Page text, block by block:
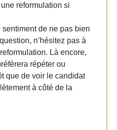
reformulation si
de ne pas bien
n’hésitez pas à
Là encore,
répéter ou
que de voir le candidat
à côté de la